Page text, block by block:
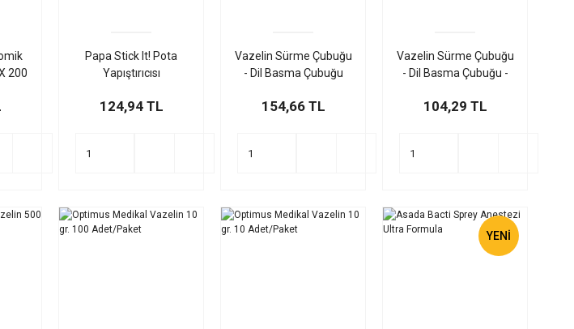
200
Papa Stick It! Pota
Yapıştırıcısı
124,94 TL
Vazelin Sürme Çubuğu
- Dil Basma Çubuğu
Tek Paketli 100'lü
154,66 TL
Vazelin Sürme Çubuğu
- Dil Basma Çubuğu -
100'lü
104,29 TL
YENİ